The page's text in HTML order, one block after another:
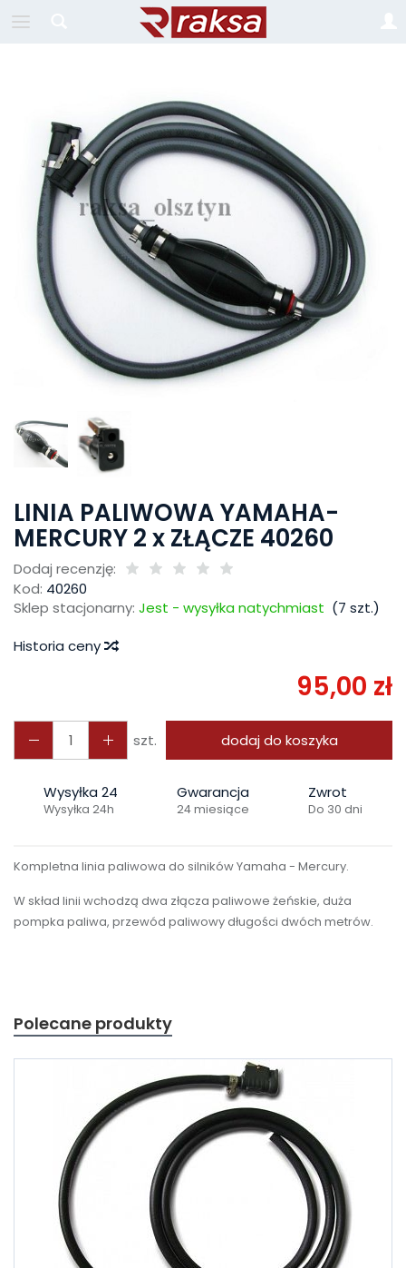
LINIA PALIWOWA YAMAHA-
MERCURY 2 x ZŁĄCZE 40260
Dodaj recenzję:
Kod: 40260
Sklep stacjonarny: Jest - wysyłka natychmiast (7 szt.)
Historia ceny
95,00 zł
szt. dodaj do koszyka
Wysyłka 24
Wysyłka 24h
Gwarancja
24 miesiące
Zwrot
Do 30 dni
Kompletna linia paliwowa do silników Yamaha - Mercury.
W skład linii wchodzą dwa złącza paliwowe żeńskie, duża
pompka paliwa, przewód paliwowy długości dwóch metrów.
Polecane produkty